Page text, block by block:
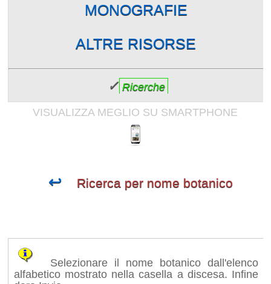
MONOGRAFIE
ALTRE RISORSE
✓ Ricerche
VISUALIZZA MEGLIO SU SMARTPHONE
↩ Ricerca per nome botanico
Selezionare il nome botanico dall'elenco
alfabetico mostrato nella casella a discesa. Infine